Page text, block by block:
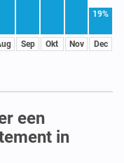
Sep Okt Nov
19%
Dec
een
in